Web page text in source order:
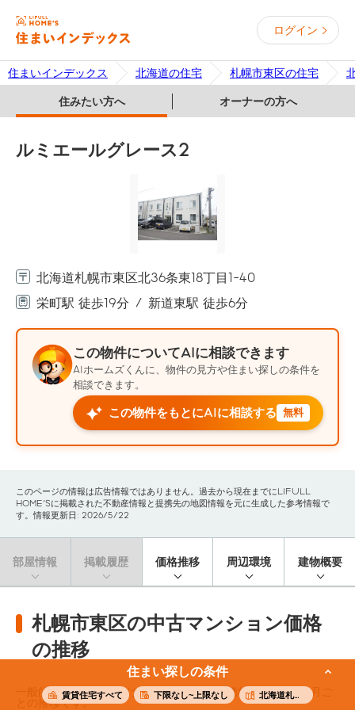
ログイン
住まいインデックス 北海道の住宅 札幌市東区の住宅
住みたい方へ オーナーの方へ
住まい探しの条件
賃貸住宅すべて 下限なし~上限なし 北海道札幌市東区
ルミエールグレース2
北海道札幌市東区北36条東18丁目1-40
栄町駅 徒歩19分
新道東駅 徒歩6分
この物件についてAIに相談できます
AIホームズくんに、物件の見方や住まい探しの条件を
相談できます。
この物件をもとにAIに相談する 無料
このページの情報は広告情報ではありません。過去から現在までにLIFULL
HOME'Sに掲載された不動産情報と提携先の地図情報を元に生成した参考情報で
す。情報更新日: 2026/5/22
部屋情報 掲載履歴 価格推移 周辺環境 建物概要
札幌市東区の中古マンション価格
の推移
一般的なファミリー向けの中古マンション価格（※）の3ヶ月ご
との推移です。